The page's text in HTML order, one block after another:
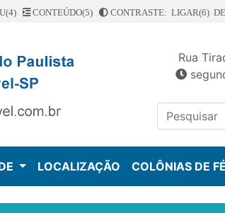
CONTEÚDO(5) CONTRASTE: LIGAR(6)
Rua
LOCALIZAÇÃO COLÔNIAS DE